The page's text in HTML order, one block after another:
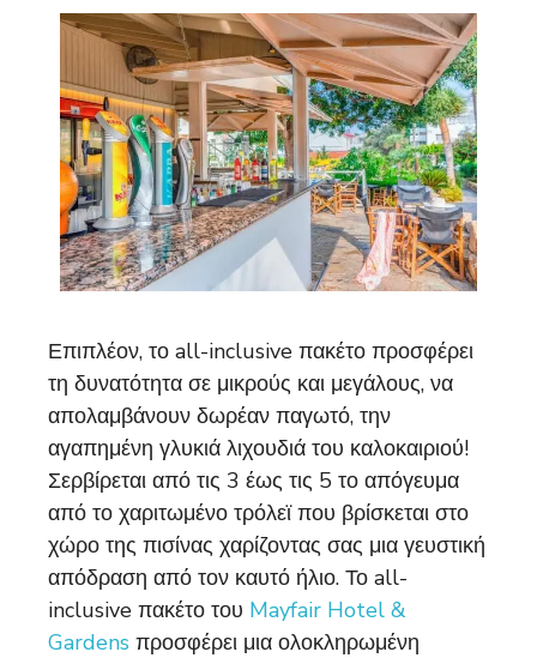
Επιπλέον, το all-inclusive πακέτο προσφέρει
τη δυνατότητα σε μικρούς και μεγάλους, να
απολαμβάνουν δωρέαν παγωτό, την
αγαπημένη γλυκιά λιχουδιά του καλοκαιριού!
Σερβίρεται από τις 3 έως τις 5 το απόγευμα
από το χαριτωμένο τρόλεϊ που βρίσκεται στο
χώρο της πισίνας χαρίζοντας σας μια γευστική
απόδραση από τον καυτό ήλιο. Το all-
inclusive πακέτο του Mayfair Hotel &
Gardens προσφέρει μια ολοκληρωμένη